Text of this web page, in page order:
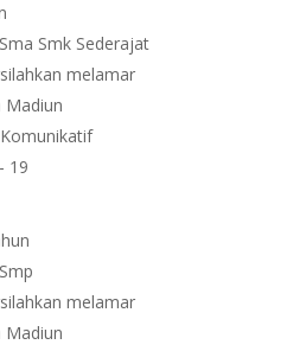
Smk Sederajat
melamar
Madiun
19
melamar
Madiun